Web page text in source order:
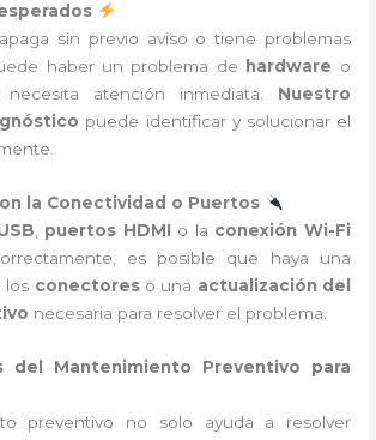
sin previo aviso o tiene problemas
haber un problema de
hardware o
atención inmediata. Nuestro
puede identificar y solucionar el
la Conectividad o Puertos
puertos HDMI o la conexión Wi-Fi
es posible que haya una
los conectoreso una actualización del
necesaria para resolver el problema.
del Mantenimiento Preventivo para
preventivo no solo ayuda a resolver